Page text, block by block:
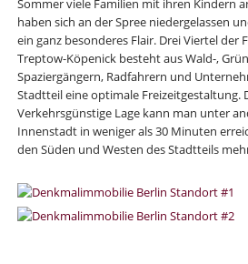
Sommer viele Familien mit ihren Kindern
haben sich an der Spree niedergelassen
ein ganz besonderes Flair. Drei Viertel der
Treptow-Köpenick besteht aus Wald-,
Spaziergängern, Radfahrern und
Stadtteil eine optimale Freizeitgestaltung.
Verkehrsgünstige Lage kann man unter
Innenstadt in weniger als 30 Minuten
den Süden und Westen des Stadtteils